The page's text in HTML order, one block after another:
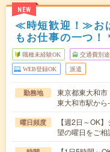
NEW
≪時短歓迎！≫お
もお仕事の一つ
職種未経験OK 交通費別
WEB登録OK 派遣
勤務地
東京都東大和市
東大和市駅か
曜日頻度
【週2日～OK
望の曜日をご相